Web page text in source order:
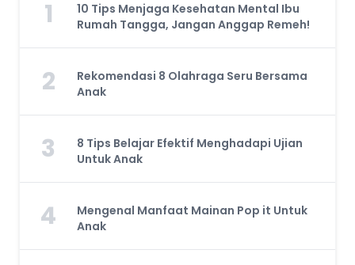
1
10 Tips Menjaga Kesehatan Mental Ibu
Rumah Tangga, Jangan Anggap Remeh!
2
Rekomendasi 8 Olahraga Seru Bersama
Anak
3
8 Tips Belajar Efektif Menghadapi Ujian
Untuk Anak
4
Mengenal Manfaat Mainan Pop it Untuk
Anak